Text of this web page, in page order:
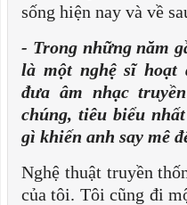
sống hiện nay và về
- Trong những năm
là một nghệ sĩ hoạt
đưa âm nhạc
chúng, tiêu biểu
gì khiến anh say mê
Nghệ thuật truyền
của tôi. Tôi cũng đi